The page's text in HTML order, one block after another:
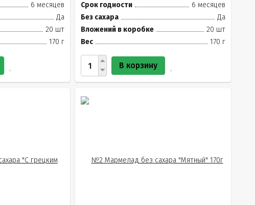
6 месяцев
Да
20 шт
170 г
Срок годности
6 месяцев
Без сахара
Да
Вложений в коробке
20 шт
Вес
170 г
В корзину